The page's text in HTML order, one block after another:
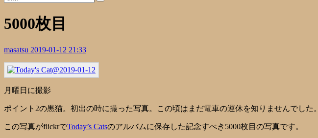
5000枚目
masatsu 2019-01-12 21:33
月曜日に撮影
ポイント2の黒猫。初出の時に撮った写真。この頃はまだ電車の運休を知りませんでした。
この写真がflickrでToday’s Catsのアルバムに保存した記念すべき5000枚目の写真です。